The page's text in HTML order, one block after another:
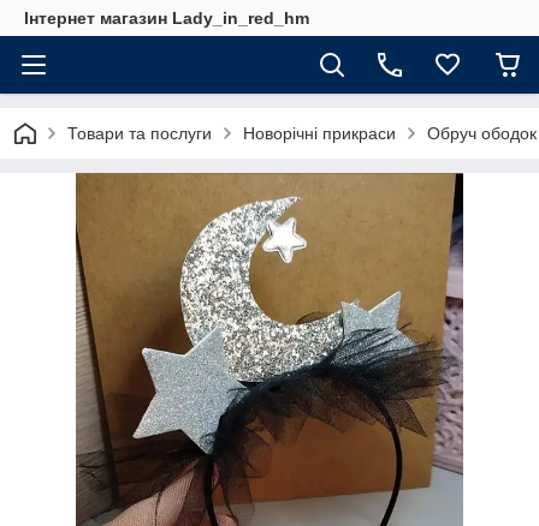
Інтернет магазин Lady_in_red_hm
Товари та послуги Новорічні прикраси Обруч ободок